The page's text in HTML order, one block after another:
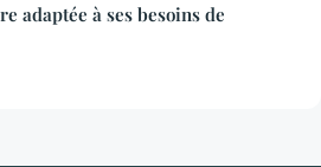
adaptée à ses besoins de